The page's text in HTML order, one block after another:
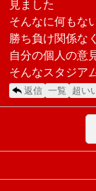
見ました
そんなに何もな
勝ち負け関係な
自分の個人の意
そんなスタジア
返信 一覧 超い